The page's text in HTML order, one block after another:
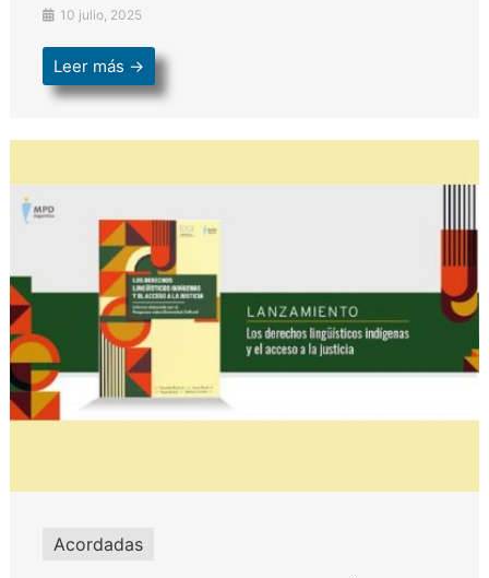
10 julio, 2025
Leer más →
Acordadas